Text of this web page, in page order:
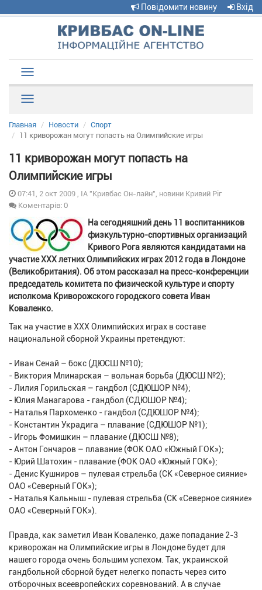
Повідомити новину Вхід
navigation
Главная Новости
Спорт
11 криворожан могут попасть на Олимпийские игры
11 криворожан могут попасть на
Олимпийские игры
07:41, 2 окт 2009 , ІА "Кривбас Он-лайн", новини Кривий Ріг
Коментарів: 0
На сегодняшний день 11 воспитанников
физкультурно-спортивных организаций
Кривого Рога являются кандидатами на
участие ХХХ летних Олимпийских играх 2012 года в Лондоне
(Великобритания). Об этом рассказал на пресс-конференции
председатель комитета по физической культуре и спорту
исполкома Криворожского городского совета Иван
Коваленко.
Так на участие в ХХХ Олимпийских играх в составе
национальной сборной Украины претендуют:
- Иван Сенай – бокс (ДЮСШ №10);
- Виктория Млинарская – вольная борьба (ДЮСШ №2);
- Лилия Горильская – гандбол (СДЮШОР №4);
- Юлия Манагарова - гандбол (СДЮШОР №4);
- Наталья Пархоменко - гандбол (СДЮШОР №4);
- Константин Украдига – плавание (СДЮШОР №1);
- Игорь Фомишкин – плавание (ДЮСШ №8);
- Антон Гончаров – плавание (ФОК ОАО «Южный ГОК»);
- Юрий Шатохин - плавание (ФОК ОАО «Южный ГОК»);
- Денис Кушниров – пулевая стрельба (СК «Северное сияние»
ОАО «Северный ГОК»);
- Наталья Кальныш - пулевая стрельба (СК «Северное сияние»
ОАО «Северный ГОК»).
Правда, как заметил Иван Коваленко, даже попадание 2-3
криворожан на Олимпийские игры в Лондоне будет для
нашего города очень большим успехом. Так, украинской
гандбольной сборной будет нелегко попасть через сито
отборочных всеевропейских соревнований. А в случае